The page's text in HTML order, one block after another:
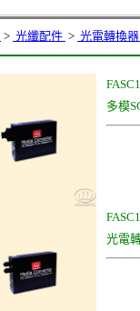
> 光纖配件 > 光電轉換
多模
光電